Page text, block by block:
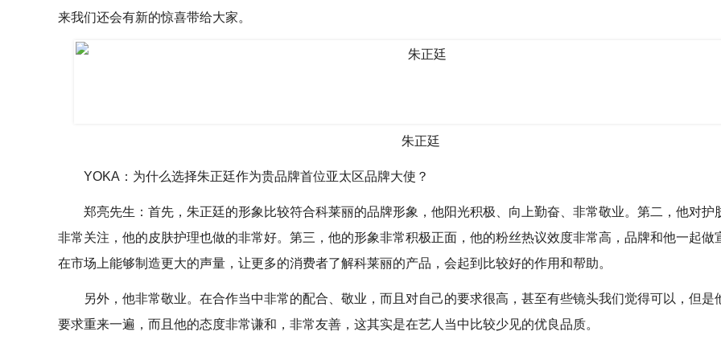
来我们还会有新的惊喜带给大家。
朱正廷
YOKA：为什么选择朱正廷作为贵品牌首位亚太区品牌大使？
郑亮先生：首先，朱正廷的形象比较符合科莱丽的品牌形象，他阳光积极、向上勤奋、非常敬业。第二，他对护
非常关注，他的皮肤护理也做的非常好。第三，他的形象非常积极正面，他的粉丝热议效度非常高，品牌和他一起做
在市场上能够制造更大的声量，让更多的消费者了解科莱丽的产品，会起到比较好的作用和帮助。
另外，他非常敬业。在合作当中非常的配合、敬业，而且对自己的要求很高，甚至有些镜头我们觉得可以，但是
要求重来一遍，而且他的态度非常谦和，非常友善，这其实是在艺人当中比较少见的优良品质。